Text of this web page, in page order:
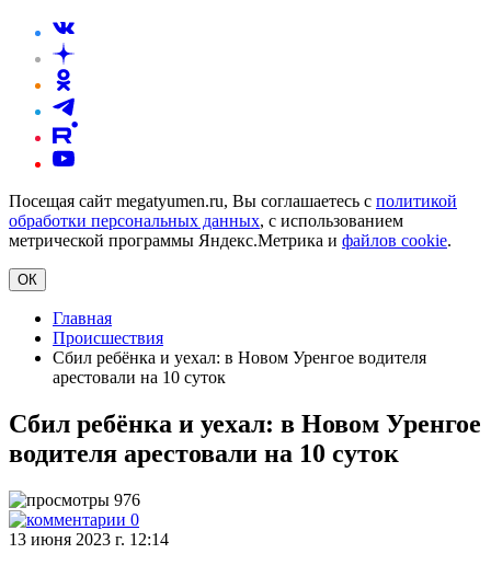
Посещая сайт megatyumen.ru, Вы соглашаетесь с политикой
обработки персональных данных, с использованием
метрической программы Яндекс.Метрика и файлов cookie.
ОК
Главная
Происшествия
Сбил ребёнка и уехал: в Новом Уренгое водителя
арестовали на 10 суток
Сбил ребёнка и уехал: в Новом Уренгое
водителя арестовали на 10 суток
976
0
13 июня 2023 г. 12:14